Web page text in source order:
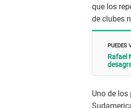
que los
de clubes
PUEDES
Rafael
Uno de